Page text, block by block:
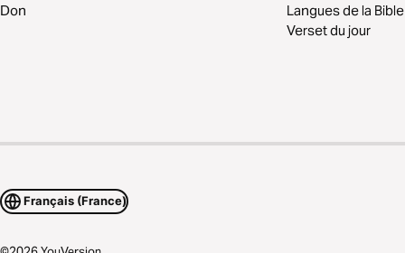
Don
Langues de la Bible
Verset du jour
Français (France)